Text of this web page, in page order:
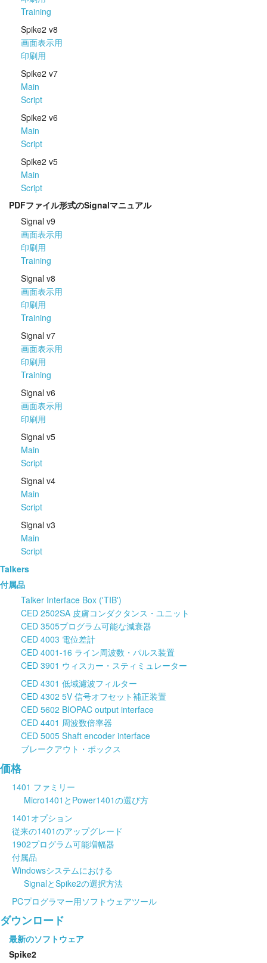
Training
Spike2 v8
画面表示用
印刷用
Spike2 v7
Main
Script
Spike2 v6
Main
Script
Spike2 v5
Main
Script
PDFファイル形式のSignalマニュアル
Signal v9
画面表示用
印刷用
Training
Signal v8
画面表示用
印刷用
Training
Signal v7
画面表示用
印刷用
Training
Signal v6
画面表示用
印刷用
Signal v5
Main
Script
Signal v4
Main
Script
Signal v3
Main
Script
Talkers
付属品
Talker Interface Box ('TIB')
CED 2502SA 皮膚コンダクタンス・ユニット
CED 3505プログラム可能な減衰器
CED 4003 電位差計
CED 4001-16 ライン周波数・パルス装置
CED 3901 ウィスカー・スティミュレーター
CED 4301 低域濾波フィルター
CED 4302 5V 信号オフセット補正装置
CED 5602 BIOPAC output interface
CED 4401 周波数倍率器
CED 5005 Shaft encoder interface
ブレークアウト・ボックス
価格
1401 ファミリー
Micro1401とPower1401の選び方
1401オプション
従来の1401のアップグレード
1902プログラム可能増幅器
付属品
Windowsシステムにおける
SignalとSpike2の選択方法
PCプログラマー用ソフトウェアツール
ダウンロード
最新のソフトウェア
Spike2